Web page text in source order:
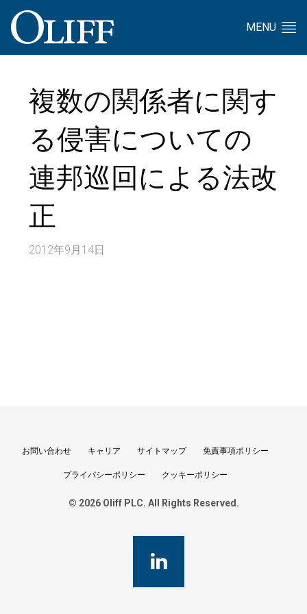
MENU
複数の関係者に関す
る侵害についての
連邦巡回による法改
正
2012年9月14日
お問い合わせ キャリア サイトマップ 免責事項ポリシー
プライバシーポリシー クッキーポリシー
© 2026 Oliff PLC. All Rights Reserved.